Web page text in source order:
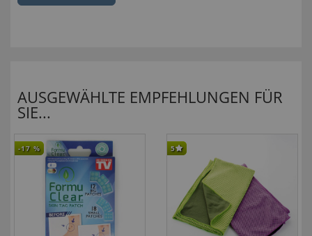
AUSGEWÄHLTE EMPFEHLUNGEN FÜR
SIE...
-17 % 5